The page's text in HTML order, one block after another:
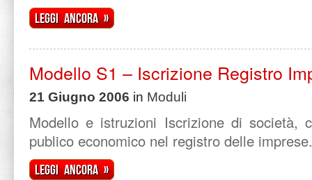
Leggi ancora »
Modello S1 – Iscrizione Registro
21 Giugno 2006 in Moduli
Modello e istruzioni Iscrizione di società,
publico economico nel registro delle imprese.
Leggi ancora »